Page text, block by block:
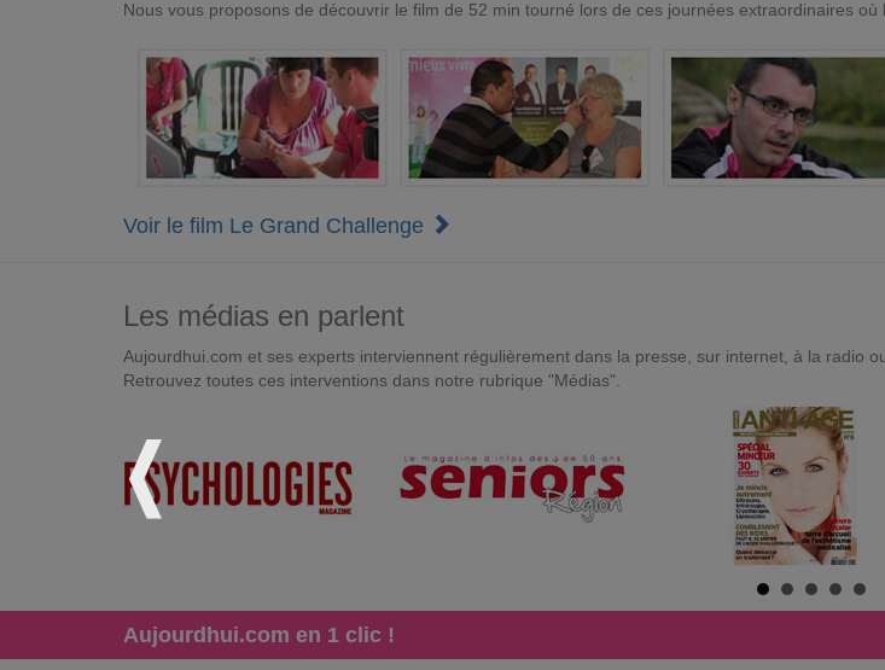
Nous vous proposons de découvrir le film de 52 min tourné lors de ces journées extraordinaires
Voir le film Le Grand Challenge
Les médias en parlent
Aujourdhui.com et ses experts interviennent régulièrement dans la presse, sur internet, à la radio
Retrouvez toutes ces interventions dans notre rubrique "Médias".
Aujourdhui.com en 1 clic !